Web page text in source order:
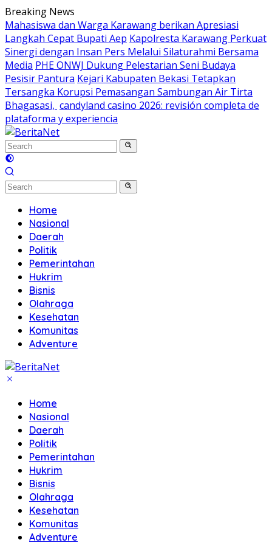
Skip
to
content
Breaking News
Mahasiswa dan Warga Karawang berikan Apresiasi
Langkah Cepat Bupati Aep Kapolresta Karawang Perkuat
Sinergi dengan Insan Pers Melalui Silaturahmi Bersama
Media PHE ONWJ Dukung Pelestarian Seni Budaya
Pesisir Pantura Kejari Kabupaten Bekasi Tetapkan
Tersangka Korupsi Pemasangan Sambungan Air Tirta
Bhagasasi, candyland casino 2026: revisión completa de
plataforma y experiencia
Home
Nasional
Daerah
Politik
Pemerintahan
Hukrim
Bisnis
Olahraga
Kesehatan
Komunitas
Adventure
Home
Nasional
Daerah
Politik
Pemerintahan
Hukrim
Bisnis
Olahraga
Kesehatan
Komunitas
Adventure